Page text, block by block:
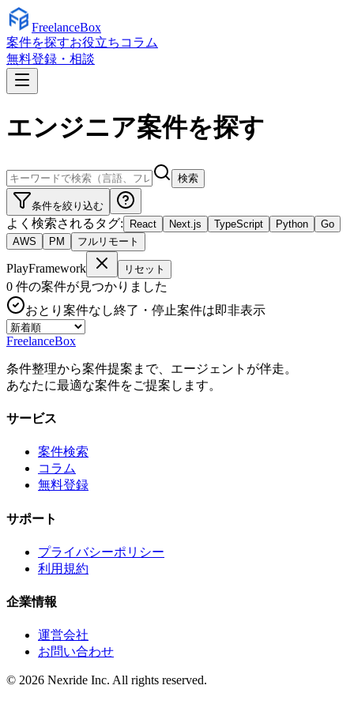
FreelanceBox
案件を探すお役立ちコラム
無料登録・相談
エンジニア案件を探す
検索
条件を絞り込む
よく検索されるタグ: React Next.js TypeScript Python
Go
AWS
PM フルリモート
PlayFramework リセット
0 件の案件が見つかりました
おとり案件なし終了・停止案件は即非表示
FreelanceBox
条件整理から案件提案まで、エージェントが伴走。
あなたに最適な案件をご提案します。
サービス
案件検索
コラム
無料登録
サポート
プライバシーポリシー
利用規約
企業情報
運営会社
お問い合わせ
© 2026 Nexride Inc. All rights reserved.